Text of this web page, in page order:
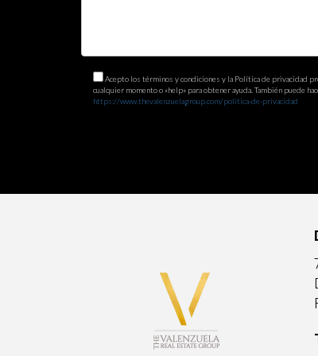
¿Cuáles son los requisitos
Sí, muchas instituciones ofrecen
Completar estos cursos puede mejorar
laboral actual. Si tienes más preguntas
Ignacio Valenzuela!
Acepto los términos y condiciones y la Política de privacidad
cualquier momento o «help» para obtener ayuda. También puede
https://www.thevalenzuelagroup.com/politica-de-privacidad